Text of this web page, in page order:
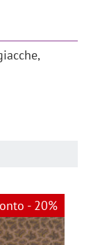
- 20%